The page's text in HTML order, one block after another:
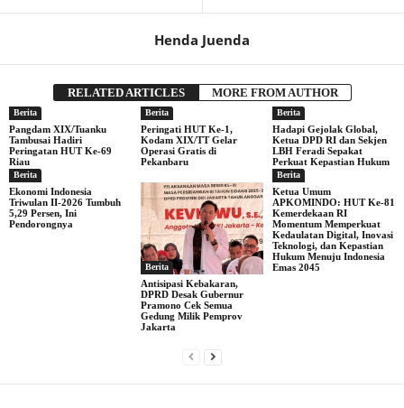
Henda Juenda
RELATED ARTICLES MORE FROM AUTHOR
Berita
Pangdam XIX/Tuanku
Tambusai Hadiri
Peringatan HUT Ke-69
Riau
Berita
Peringati HUT Ke-1,
Kodam XIX/TT Gelar
Operasi Gratis di
Pekanbaru
Berita
Hadapi Gejolak Global,
Ketua DPD RI dan Sekjen
LBH Feradi Sepakat
Perkuat Kepastian Hukum
Berita
Ekonomi Indonesia
Triwulan II-2026 Tumbuh
5,29 Persen, Ini
Pendorongnya
Berita
Antisipasi Kebakaran,
DPRD Desak Gubernur
Pramono Cek Semua
Gedung Milik Pemprov
Jakarta
Berita
Ketua Umum
APKOMINDO: HUT Ke-81
Kemerdekaan RI
Momentum Memperkuat
Kedaulatan Digital, Inovasi
Teknologi, dan Kepastian
Hukum Menuju Indonesia
Emas 2045